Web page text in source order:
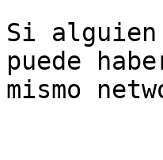
Si alguien
puede
mismo